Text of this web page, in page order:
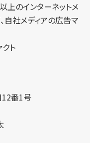
のインターネットメ
自社メディアの広告マ
ト
12番1号